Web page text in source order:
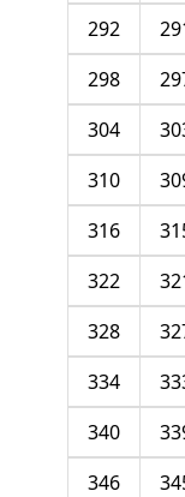
292
298
304
310
316
322
328
334
340
346